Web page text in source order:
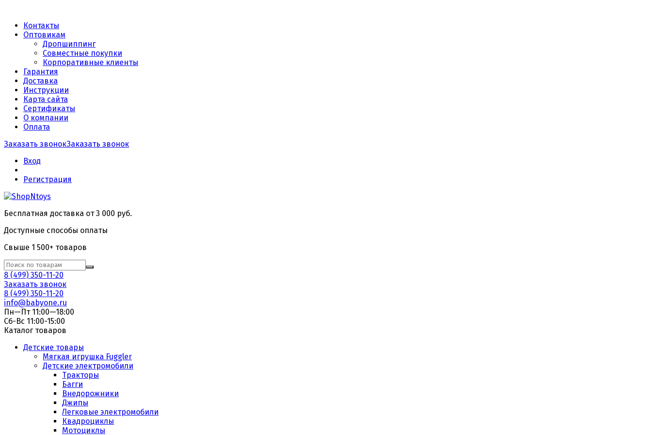
Контакты
Оптовикам
Дропшиппинг
Совместные покупки
Корпоративные клиенты
Гарантия
Доставка
Инструкции
Карта сайта
Сертификаты
О компании
Оплата
Заказать звонокЗаказать звонок
Вход
Регистрация
Бесплатная доставка от 3 000 руб.
Доступные способы оплаты
Свыше 1 500+ товаров
8 (499) 350-11-20
Заказать звонок
8 (499) 350-11-20
info@babyone.ru
Пн—Пт 11:00—18:00
Сб-Вс 11:00-15:00
Каталог товаров
Детские товары
Мягкая игрушка Fuggler
Детские электромобили
Тракторы
Багги
Внедорожники
Джипы
Легковые электромобили
Квадроциклы
Мотоциклы